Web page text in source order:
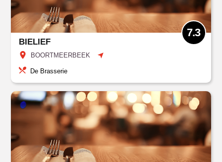
BIELIEF
BOORTMEERBEEK
7.3
De Brasserie